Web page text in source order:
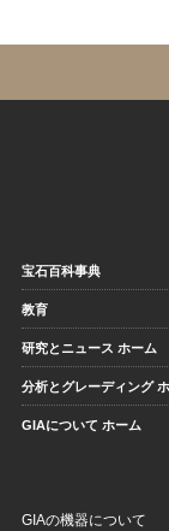
宝石百科事典
教育
研究とニュース ホーム
分析とグレーディング
GIAについて ホーム
GIAの機器について